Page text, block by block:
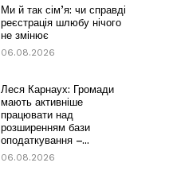
Ми й так сім’я: чи справді
реєстрація шлюбу нічого
не змінює
06.08.2026
Леся Карнаух: Громади
мають активніше
працювати над
розширенням бази
оподаткування –...
06.08.2026